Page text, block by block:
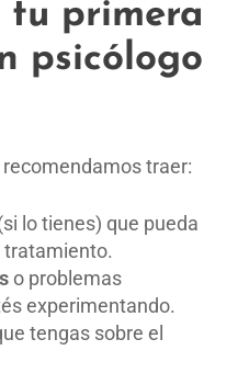
tu primera
psicólogo
traer:
lo tienes) que pueda
tratamiento.
o problemas
experimentando.
tengas sobre el